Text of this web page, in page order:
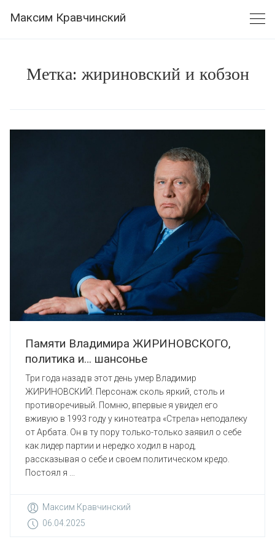
Максим Кравчинский
Метка: жириновский и кобзон
Памяти Владимира ЖИРИНОВСКОГО,
политика и… шансонье
Три года назад в этот день умер Владимир
ЖИРИНОВСКИЙ. Персонаж сколь яркий, столь и
противоречивый. Помню, впервые я увидел его
вживую в 1993 году у кинотеатра «Стрела» неподалеку
от Арбата. Он в ту пору только-только заявил о себе
как лидер партии и нередко ходил в народ,
рассказывая о себе и своем политическом кредо.
Постоял я ...
Максим Кравчинский
06.04.2025